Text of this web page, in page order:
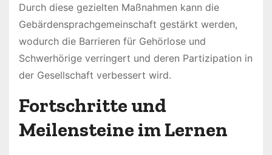
Durch diese gezielten Maßnahmen kann die
Gebärdensprachgemeinschaft gestärkt werden,
wodurch die Barrieren für Gehörlose und
Schwerhörige verringert und deren Partizipation in
der Gesellschaft verbessert wird.
Fortschritte und
Meilensteine im Lernen